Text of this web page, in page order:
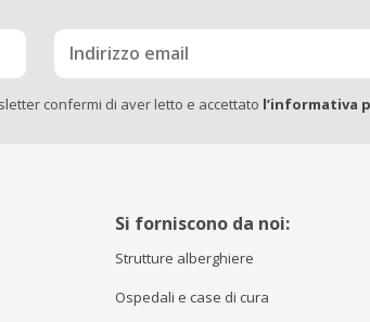
confermi di aver letto e accettato l’informativa
Si forniscono da noi:
Strutture alberghiere
Ospedali e case di cura